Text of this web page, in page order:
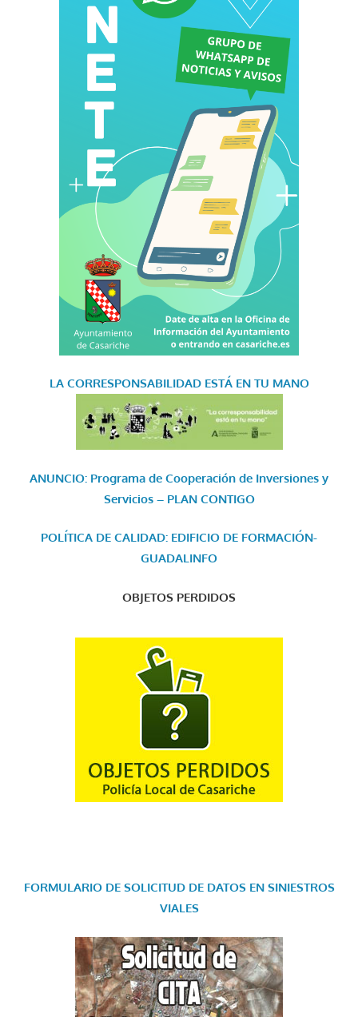
LA CORRESPONSABILIDAD ESTÁ EN TU MANO
ANUNCIO: Programa de Cooperación de Inversiones y
Servicios – PLAN CONTIGO
POLÍTICA DE CALIDAD: EDIFICIO DE FORMACIÓN-
GUADALINFO
OBJETOS PERDIDOS
FORMULARIO DE SOLICITUD DE DATOS EN SINIESTROS
VIALES